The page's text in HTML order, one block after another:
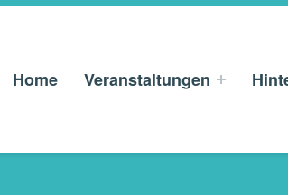
Home Veranstaltungen